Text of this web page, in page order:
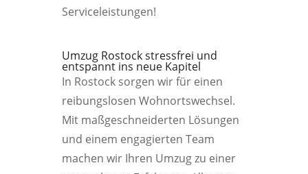
Serviceleistungen!
Umzug Rostock stressfrei und
entspannt ins neue Kapitel
In Rostock sorgen wir für einen
reibungslosen Wohnortswechsel.
Mit maßgeschneiderten Lösungen
und einem engagierten Team
machen wir Ihren Umzug zu einer